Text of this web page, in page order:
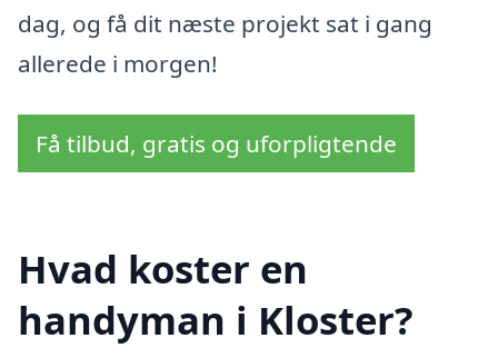
dag, og få dit næste projekt sat i gang
allerede i morgen!
Få tilbud, gratis og uforpligtende
Hvad koster en
handyman i Kloster?